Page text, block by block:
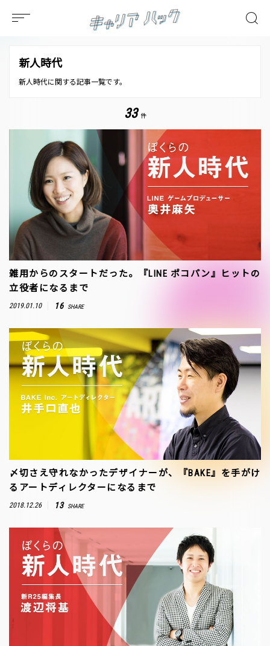
新人時代
新人時代に関する記事一覧です。
33 件
雑用からのスタートだった。『LINE ポコパン』ヒットの
立役者になるまで
2019.01.10 16 SHARE
〆切さえ守れなかったデザイナーが、『BAKE』を手がけ
るアートディレクターになるまで
2018.12.26 13 SHARE